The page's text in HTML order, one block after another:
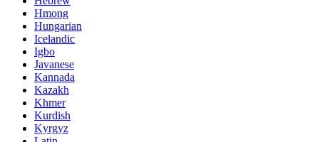
Hmong
Hungarian
Icelandic
Igbo
Javanese
Kannada
Kazakh
Khmer
Kurdish
Kyrgyz